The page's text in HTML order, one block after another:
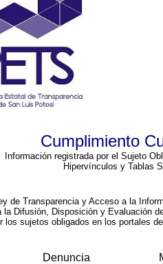
Cumplimiento
Información registrada por el Sujeto
Hipervínculos y Tablas
de Transparencia y Acceso a la
la Difusión, Disposición y Evaluación
los sujetos obligados en los portales
Denuncia